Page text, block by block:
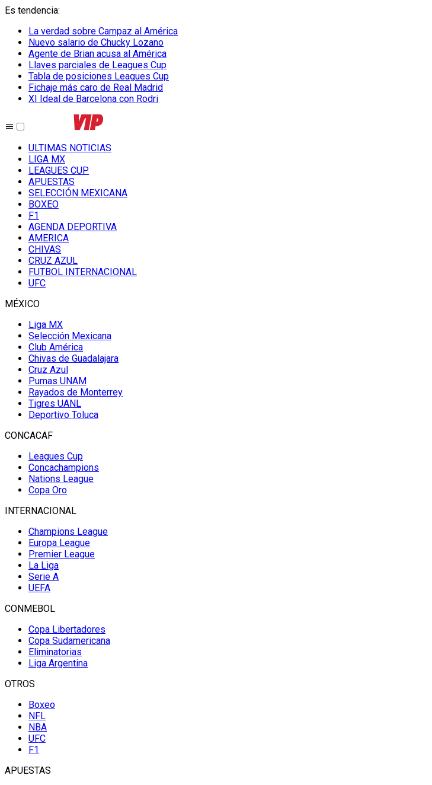
Es tendencia:
La verdad sobre Campaz al América
Nuevo salario de Chucky Lozano
Agente de Brian acusa al América
Llaves parciales de Leagues Cup
Tabla de posiciones Leagues Cup
Fichaje más caro de Real Madrid
XI Ideal de Barcelona con Rodri
ULTIMAS NOTICIAS
LIGA MX
LEAGUES CUP
APUESTAS
SELECCIÓN MEXICANA
BOXEO
F1
AGENDA DEPORTIVA
AMERICA
CHIVAS
CRUZ AZUL
FUTBOL INTERNACIONAL
UFC
MÉXICO
Liga MX
Selección Mexicana
Club América
Chivas de Guadalajara
Cruz Azul
Pumas UNAM
Rayados de Monterrey
Tigres UANL
Deportivo Toluca
CONCACAF
Leagues Cup
Concachampions
Nations League
Copa Oro
INTERNACIONAL
Champions League
Europa League
Premier League
La Liga
Serie A
UEFA
CONMEBOL
Copa Libertadores
Copa Sudamericana
Eliminatorias
Liga Argentina
OTROS
Boxeo
NFL
NBA
UFC
F1
APUESTAS